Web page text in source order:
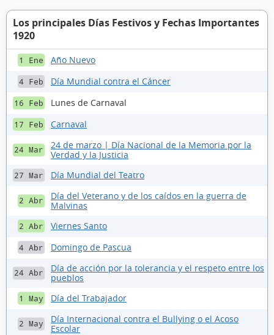
Los principales Días Festivos y Fechas Importantes
1920
1 Ene Año Nuevo
4 Feb Día Mundial contra el Cáncer
16 Feb Lunes de Carnaval
17 Feb Carnaval
24 Mar
24 de marzo | Día Nacional de la Memoria por la
Verdad y la Justicia
27 Mar Día Mundial del Teatro
2 Abr
Día del Veterano y de los caídos en la guerra de
Malvinas
2 Abr Viernes Santo
4 Abr Domingo de Pascua
24 Abr
Día de acción por la tolerancia y el respeto entre los
pueblos
1 May Día del Trabajador
2 May
Día Internacional contra el Bullying o el Acoso
Escolar